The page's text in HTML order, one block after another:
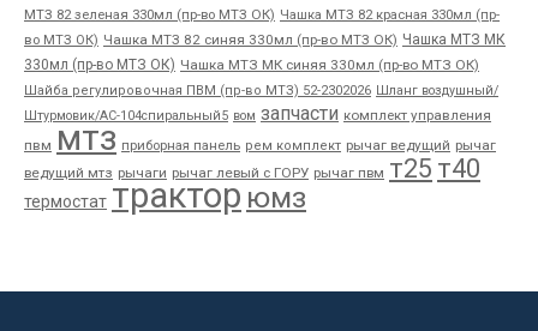
МТЗ 82 зеленая 330мл (пр-во МТЗ ОК) Чашка МТЗ 82 красная 330мл (пр-
во МТЗ ОК) Чашка МТЗ 82 синяя 330мл (пр-во МТЗ ОК) Чашка МТЗ МК
330мл (пр-во МТЗ ОК) Чашка МТЗ МК синяя 330мл (пр-во МТЗ ОК)
Шайба регулировочная ПВМ (пр-во МТЗ) 52-2302026 Шланг воздушный/
Штурмовик/АС-104спиральный5 вом запчасти комплект управления
пвм мтз приборная панель рем комплект рычаг ведущий рычаг
ведущий мтз рычаги рычаг левый с ГОРУ рычаг пвм т25 т40
термостат трактор юмз